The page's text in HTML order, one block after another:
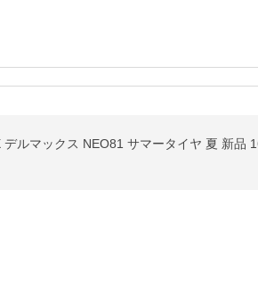
ルマックス NEO81 サマータイヤ 夏 新品